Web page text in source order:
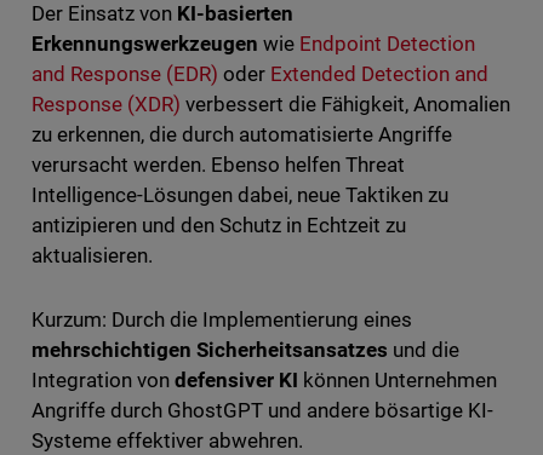
Der Einsatz von KI-basierten
Erkennungswerkzeugen wie Endpoint Detection
and Response (EDR) oder Extended Detection and
Response (XDR) verbessert die Fähigkeit, Anomalien
zu erkennen, die durch automatisierte Angriffe
verursacht werden. Ebenso helfen Threat
Intelligence-Lösungen dabei, neue Taktiken zu
antizipieren und den Schutz in Echtzeit zu
aktualisieren.
Kurzum: Durch die Implementierung eines
mehrschichtigen Sicherheitsansatzes und die
Integration von defensiver KI können Unternehmen
Angriffe durch GhostGPT und andere bösartige KI-
Systeme effektiver abwehren.